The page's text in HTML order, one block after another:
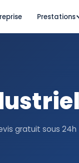
Prestations
gratuit sous 24h